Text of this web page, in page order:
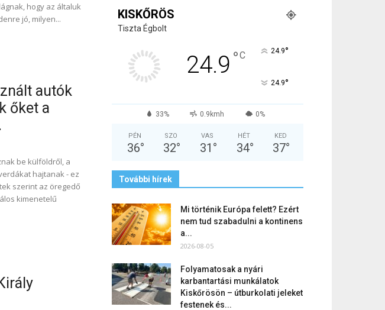
hogy az általuk
jó, milyen...
autók
őket a
be külföldről, a
hajtanak - ez
szerint az öregedő
kimenetelű
KISKŐRÖS
Tiszta Égbolt
24.9 °C 24.9°
24.9°
33% 0.9kmh 0%
PÉN
36°
SZO
32°
VAS
31 °
HÉT
34°
KED
37°
További hírek
Mi történik Európa felett? Ezért
nem tud szabadulni a kontinens
a...
2026-08-05
Folyamatosak a nyári
karbantartási munkálatok
Kiskőrösön – útburkolati jeleket
festenek és...